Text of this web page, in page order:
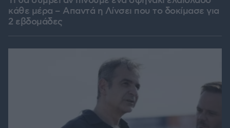
κάθε μέρα – Απαντά η Λίνσει που το δοκίμασε για
2 εβδομάδες